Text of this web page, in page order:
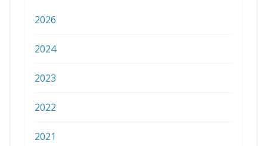
2026
2024
2023
2022
2021